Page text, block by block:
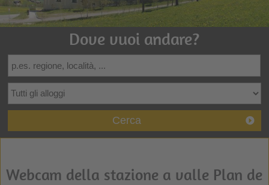
Dove vuoi andare?
Cerca
Webcam della stazione a valle Plan de